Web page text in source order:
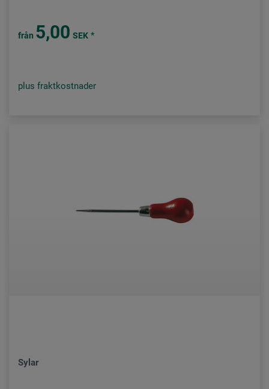
från 5,00 SEK *
plus fraktkostnader
Sylar